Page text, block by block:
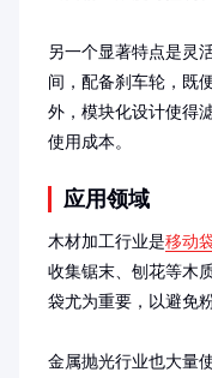
另一个显著特点是灵
间，配备刹车轮，既
外，模块化设计使得
使用成本。
应用领域
木材加工行业是移动
收集锯末、刨花等木
袋尤为重要，以避免
金属抛光行业也大量